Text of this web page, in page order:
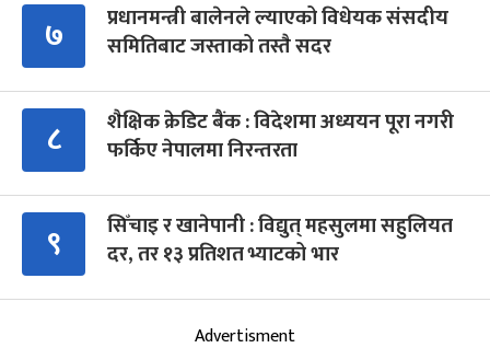
७
प्रधानमन्त्री बालेनले ल्याएको विधेयक संसदीय
समितिबाट जस्ताको तस्तै सदर
८
शैक्षिक क्रेडिट बैंक : विदेशमा अध्ययन पूरा नगरी
फर्किए नेपालमा निरन्तरता
९
सिँचाइ र खानेपानी : विद्युत् महसुलमा सहुलियत
दर, तर १३ प्रतिशत भ्याटको भार
Advertisment